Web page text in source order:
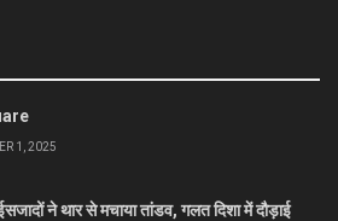
1, 2025
ने थार से मचाया तांडव, गलत दिशा में दौड़ाई